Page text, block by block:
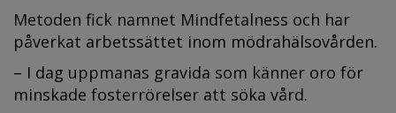
Metoden fick namnet Mindfetalness och har
påverkat arbetssättet inom mödrahälsovården.
– I dag uppmanas gravida som känner oro för
minskade fosterrörelser att söka vård.